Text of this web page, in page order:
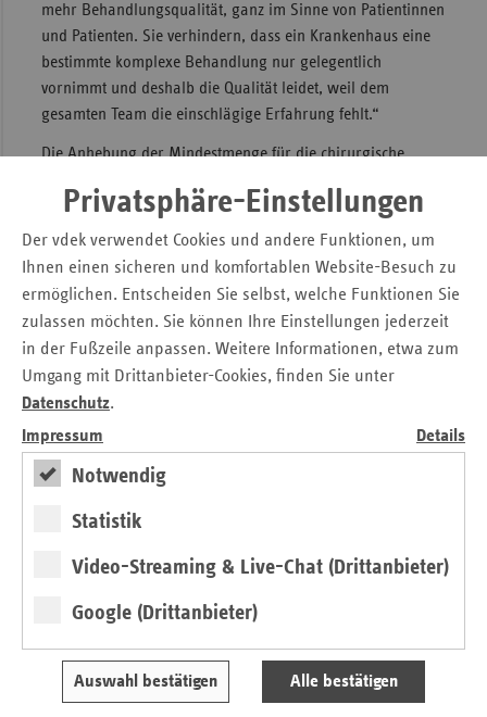
Privatsphäre-Einstellungen
Der vdek verwendet Cookies und andere Funktionen, um
Ihnen einen sicheren und komfortablen Website-Besuch zu
ermöglichen. Entscheiden Sie selbst, welche Funktionen Sie
zulassen möchten. Sie können Ihre Einstellungen jederzeit
in der Fußzeile anpassen. Weitere Informationen, etwa zum
Umgang mit Drittanbieter-Cookies, finden Sie unter
Datenschutz.
Impressum
Details
Notwendig
Statistik
Video-Streaming & Live-Chat (Drittanbieter)
Google (Drittanbieter)
Auswahl bestätigen Alle bestätigen
mehr Behandlungsqualität, ganz im Sinne von Patientinnen
und Patienten. Sie verhindern, dass ein Krankenhaus eine
bestimmte komplexe Behandlung nur gelegentlich
vornimmt und deshalb die Qualität leidet, weil dem
gesamten Team die einschlägige Erfahrung fehlt.“
Die Anhebung der Mindestmenge für die chirurgische
Jahr dient beispielsweise dazu, die Patientensicherheit und
die Behandlungsstandards durch eine höhere fachliche
Expertise und mehr Routine zu verbessern.
Aktuelle Auswertungen zeigen, dass es auch in Hamburg
zunehmend zu einer Spezialisierung der Krankenhäuser
kommt. So wurden auch in der Hansestadt
mindestmengenrelevante Leistungen auf weniger Standorte
konzentriert.
Mindestmengen bei planbaren komplexen Klinikleistungen
fest. Derzeit gibt es für neun Indikationen gesetzliche
mindestmengenrelevanten Operationen und die Zahl der zu
auf als auch die Kliniken in Hamburg, die 2024 berechtigt
sind, die jeweilige Leistung zu erbringen.
Geplant: Vorgaben für